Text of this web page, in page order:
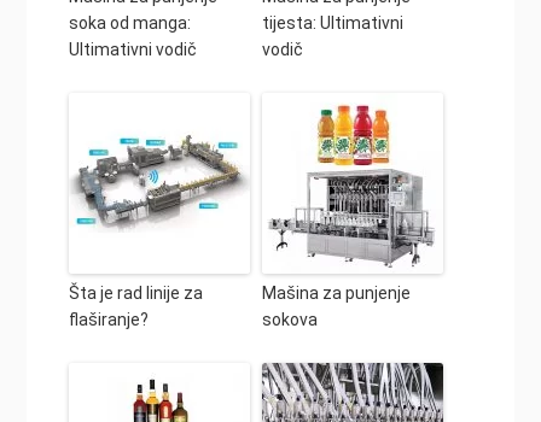
soka od manga:
Ultimativni vodič
tijesta: Ultimativni
vodič
Šta je rad linije za
flaširanje?
Mašina za punjenje
sokova